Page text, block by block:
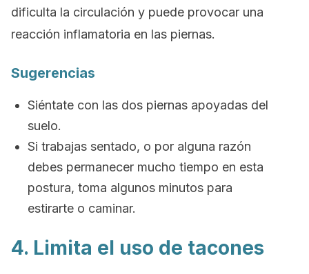
dificulta la circulación y puede provocar una
reacción inflamatoria en las piernas.
Sugerencias
Siéntate con las dos piernas apoyadas del
suelo.
Si trabajas sentado, o por alguna razón
debes permanecer mucho tiempo en esta
postura, toma algunos minutos para
estirarte o caminar.
4. Limita el uso de tacones